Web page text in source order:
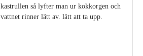
kastrullen så lyfter man ur kokkorgen och
vattnet rinner lätt av. lätt att ta upp.